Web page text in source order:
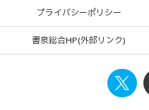
プライバシーポリシー
書泉総合HP(外部リンク)